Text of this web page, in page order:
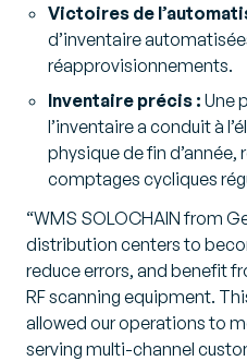
Victoires de
d’inventaire
réapprovisionnements.
Inventaire précis : Une
l’inventaire a conduit à
physique de fin d’année,
comptages cycliques
“WMS SOLOCHAIN from
distribution centers to
reduce errors, and benefit
RF scanning equipment.
allowed our operations to
serving multi-channel